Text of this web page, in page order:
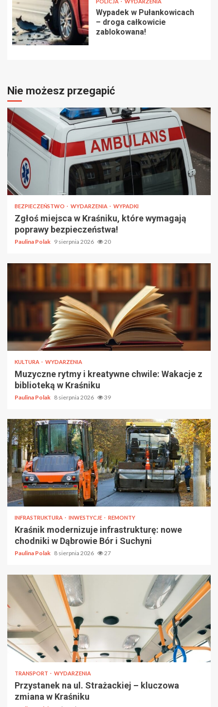
POLICJA WYDARZENIA
Wypadek w Pułankowicach
– droga całkowicie
zablokowana!
Nie możesz przegapić
BEZPIECZEŃSTWO WYDARZENIA WYPADKI
Zgłoś miejsca w Kraśniku, które wymagają
poprawy bezpieczeństwa!
Paulina Polak 9 sierpnia 2026 20
KULTURA WYDARZENIA
Muzyczne rytmy i kreatywne chwile: Wakacje z
biblioteką w Kraśniku
Paulina Polak 8 sierpnia 2026 39
INFRASTRUKTURA INWESTYCJE REMONTY
Kraśnik modernizuje infrastrukturę: nowe
chodniki w Dąbrowie Bór i Suchyni
Paulina Polak 8 sierpnia 2026 27
TRANSPORT WYDARZENIA
Przystanek na ul. Strażackiej – kluczowa
zmiana w Kraśniku